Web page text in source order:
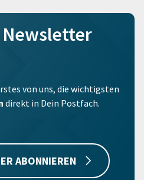
von uns, die wichtigsten
direkt in Dein Postfach.
ABONNIEREN